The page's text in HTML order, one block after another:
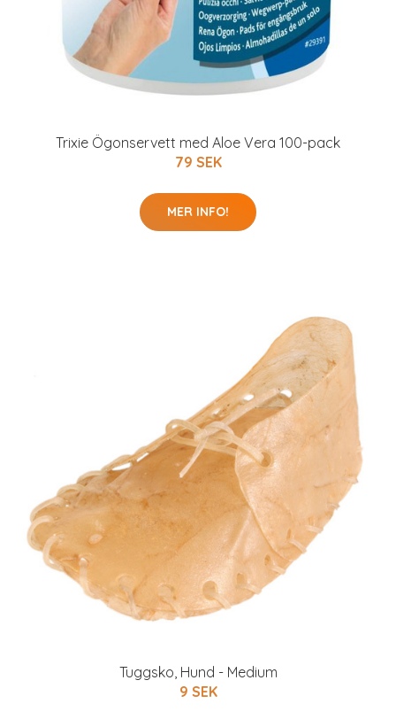
Trixie Ögonservett med Aloe Vera 100-pack
79 SEK
MER INFO!
Tuggsko, Hund - Medium
9 SEK